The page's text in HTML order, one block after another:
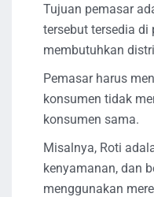
Tujuan pemasar
tersebut tersedia di
membutuhkan
Pemasar harus
konsumen tidak
konsumen sama.
Misalnya, Roti
kenyamanan, dan
menggunakan